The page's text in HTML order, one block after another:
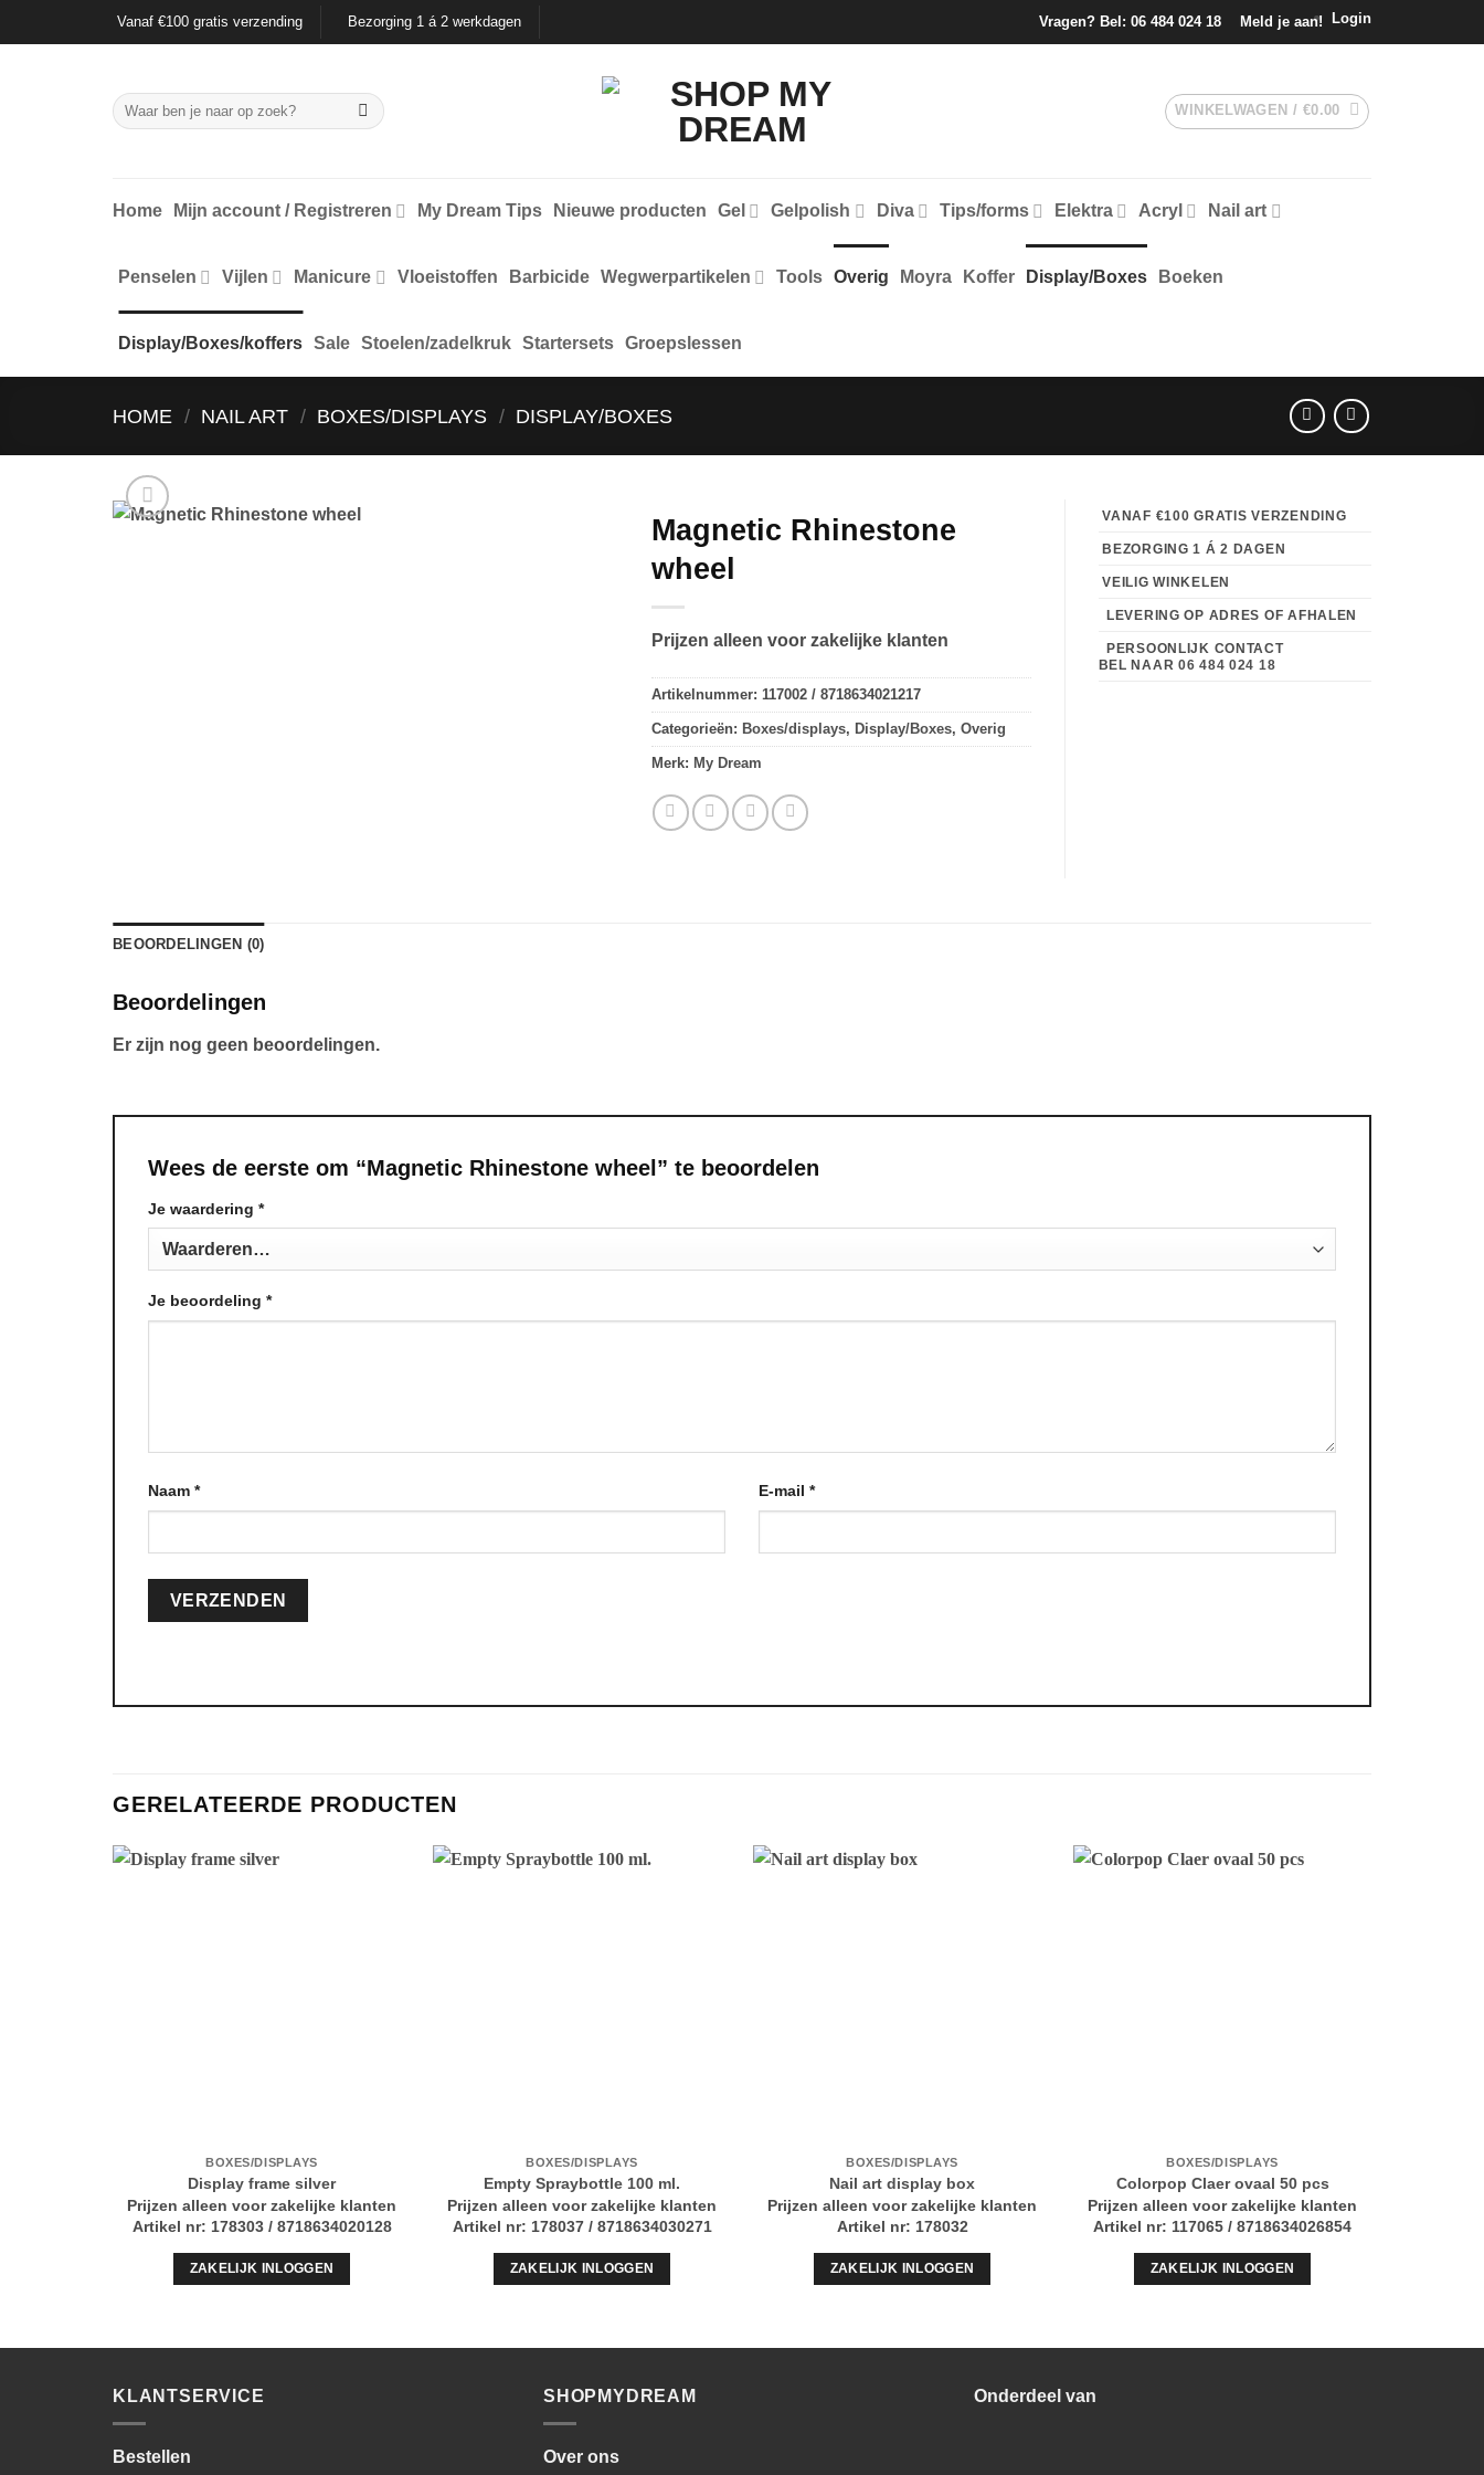
naar
Vanaf €100 gratis verzending Bezorging 1 á 2 werkdagen Vragen? Bel: 06 484 024 18 Meld je aan! Login
Zoeken
naar:
WINKELWAGEN / €0.00
Home Mijn account / Registreren My Dream Tips Nieuwe producten Gel Gelpolish Diva Tips/forms Elektra Acryl Nail art
Penselen Vijlen Manicure Vloeistoffen Barbicide Wegwerpartikelen Tools Overig Moyra Koffer Display/Boxes Boeken
Display/Boxes/koffers Sale Stoelen/zadelkruk Startersets Groepslessen
HOME / NAIL ART / BOXES/DISPLAYS / DISPLAY/BOXES
Magnetic Rhinestone
wheel
Prijzen alleen voor zakelijke klanten
Artikelnummer: 117002 / 8718634021217
Categorieën: Boxes/displays, Display/Boxes, Overig
Merk: My Dream
VANAF €100 GRATIS VERZENDING
BEZORGING 1 Á 2 DAGEN
VEILIG WINKELEN
LEVERING OP ADRES OF AFHALEN
PERSOONLIJK CONTACT
BEL NAAR 06 484 024 18
BEOORDELINGEN (0)
Beoordelingen
Er zijn nog geen beoordelingen.
Wees de eerste om “Magnetic Rhinestone wheel” te beoordelen
Je waardering *
Je beoordeling *
Naam * E-mail *
Alternative:
GERELATEERDE PRODUCTEN
BOXES/DISPLAYS
Display frame silver
Prijzen alleen voor zakelijke klanten
Artikel nr: 178303 / 8718634020128
ZAKELIJK INLOGGEN
BOXES/DISPLAYS
Empty Spraybottle 100 ml.
Prijzen alleen voor zakelijke klanten
Artikel nr: 178037 / 8718634030271
ZAKELIJK INLOGGEN
BOXES/DISPLAYS
Nail art display box
Prijzen alleen voor zakelijke klanten
Artikel nr: 178032
ZAKELIJK INLOGGEN
BOXES/DISPLAYS
Colorpop Claer ovaal 50 pcs
Prijzen alleen voor zakelijke klanten
Artikel nr: 117065 / 8718634026854
ZAKELIJK INLOGGEN
KLANTSERVICE
Bestellen
SHOPMYDREAM
Over ons
Onderdeel van